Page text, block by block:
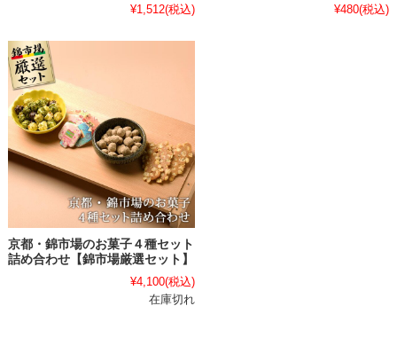
¥1,512(税込) ¥480(税込)
京都・錦市場のお菓子４種セット
詰め合わせ【錦市場厳選セット】
¥4,100(税込)
在庫切れ